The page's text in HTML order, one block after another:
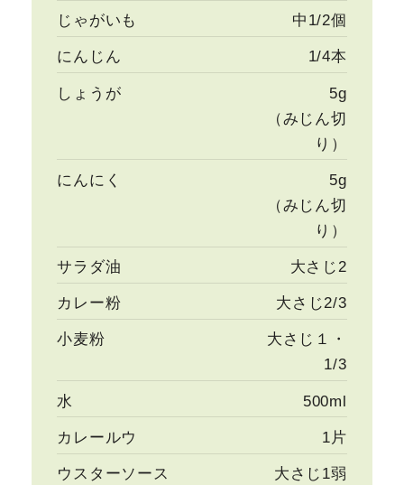
じゃがいも 中1/2個
にんじん 1/4本
しょうが
5g
（みじん切
り）
にんにく
5g
（みじん切
り）
サラダ油 大さじ2
カレー粉 大さじ2/3
小麦粉
大さじ１・
1/3
水 500ml
カレールウ 1片
ウスターソース 大さじ1弱